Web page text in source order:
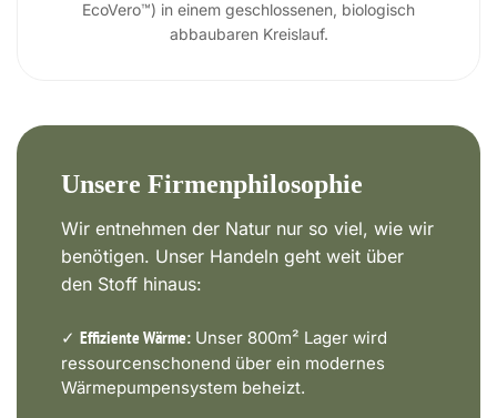
EcoVero™) in einem geschlossenen, biologisch
abbaubaren Kreislauf.
Unsere Firmenphilosophie
Wir entnehmen der Natur nur so viel, wie wir
benötigen. Unser Handeln geht weit über
den Stoff hinaus:
✓ Effiziente Wärme: Unser 800m² Lager wird
ressourcenschonend über ein modernes
Wärmepumpensystem beheizt.